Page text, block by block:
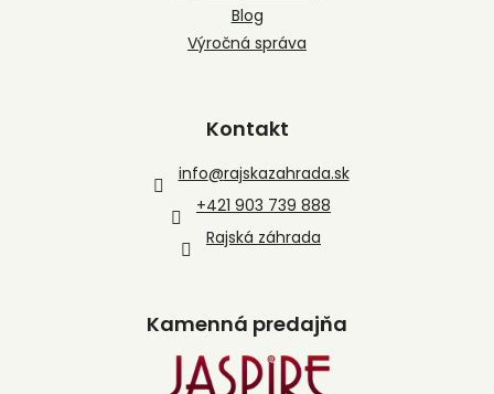
Blog
Výročná správa
Kontakt
info@rajskazahrada.sk
+421 903 739 888
Rajská záhrada
Kamenná predajňa